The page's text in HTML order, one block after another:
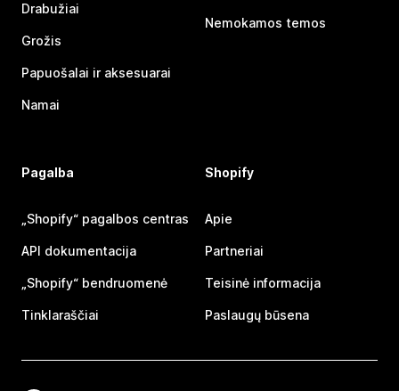
Drabužiai
Grožis
Papuošalai ir aksesuarai
Namai
Nemokamos temos
Pagalba
„Shopify“ pagalbos centras
API dokumentacija
„Shopify“ bendruomenė
Tinklaraščiai
Shopify
Apie
Partneriai
Teisinė informacija
Paslaugų būsena